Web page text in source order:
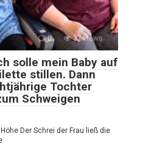
0 37 views
solle mein Baby auf
stillen. Dann
Tochter
Schweigen
Der Schrei der Frau ließ die